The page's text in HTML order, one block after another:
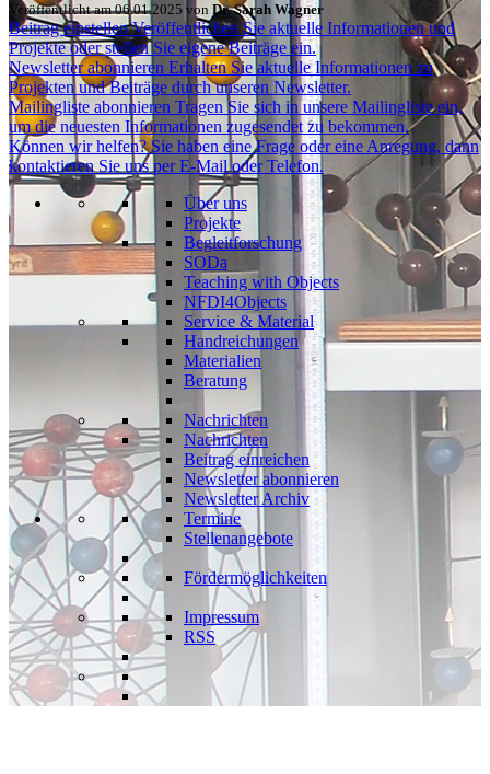
Veröffentlicht am 06.01.2025 von Dr. Sarah Wagner
Beitrag einstellen Veröffentlichen Sie aktuelle Informationen und
Projekte oder stellen Sie eigene Beiträge ein.
Newsletter abonnieren Erhalten Sie aktuelle Informationen zu
Projekten und Beiträge durch unseren Newsletter.
Mailingliste abonnieren Tragen Sie sich in unsere Mailingliste ein,
um die neuesten Informationen zugesendet zu bekommen.
Können wir helfen? Sie haben eine Frage oder eine Anregung, dann
kontaktieren Sie uns per E-Mail oder Telefon.
Über uns
Projekte
Begleitforschung
SODa
Teaching with Objects
NFDI4Objects
Service & Material
Handreichungen
Materialien
Beratung
Nachrichten
Nachrichten
Beitrag einreichen
Newsletter abonnieren
Newsletter Archiv
Termine
Stellenangebote
Fördermöglichkeiten
Impressum
RSS